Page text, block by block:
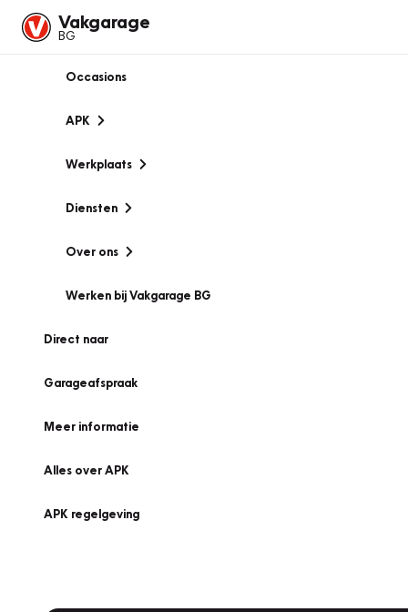
Vakgarage
BG
Occasions
APK
Werkplaats
Diensten
Over ons
Werken bij Vakgarage BG
Direct naar
Garageafspraak
Meer informatie
Alles over APK
APK regelgeving